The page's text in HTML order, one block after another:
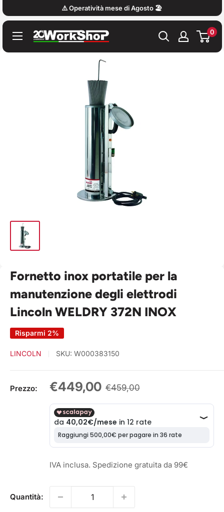
al
contenuto
⚠️ Operatività mese di Agosto 🏖️
Work
0
Fornetto inox portatile per la
manutenzione degli elettrodi
Lincoln WELDRY 372N INOX
Risparmi 2%
LINCOLN SKU: W000383150
Prezzo:
Prezzo
€449,00 Prezzo
€459,00
IVA inclusa. Spedizione gratuita da 99€
Quantità: